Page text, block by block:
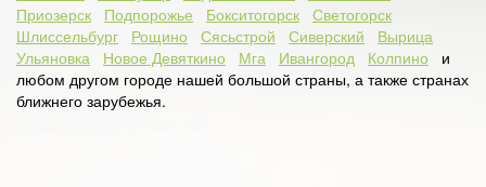
Приозерск
Подпорожье Бокситогорск Светогорск
Шлиссельбург
Рощино Сясьстрой Сиверский
Вырица
Ульяновка
Новое Девяткино Мга Ивангород Колпино и
любом другом городе нашей большой страны, а также странах
ближнего зарубежья.